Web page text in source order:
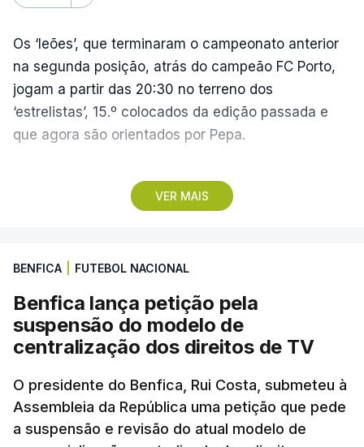
VER MAIS
Os ‘leões’, que terminaram o campeonato anterior
na segunda posição, atrás do campeão FC Porto,
jogam a partir das 20:30 no terreno dos
‘estrelistas’, 15.º colocados da edição passada e
que agora são orientados por Pepa.
No primeiro encontro do dia, o Marítimo, vencedor
da II Liga, vai assinalar o regresso à 'elite' após
apenas garantiu a manutenção no play-off.
Pelo meio dos jogos na Reboleira e na Madeira, o
estádio do Vitória de Guimarães será o palco do
duelo entre minhotos e o Arouca (18:00), dois
conjuntos que concluíram 2025/26 na primeira
metade da classificação e exatamente com os
mesmos pontos.
BENFICA FUTEBOL NACIONAL
Benfica lança petição pela
suspensão do modelo de
centralização dos direitos de TV
O presidente do Benfica, Rui Costa, submeteu à
Assembleia da República uma petição que pede
a suspensão e revisão do atual modelo de